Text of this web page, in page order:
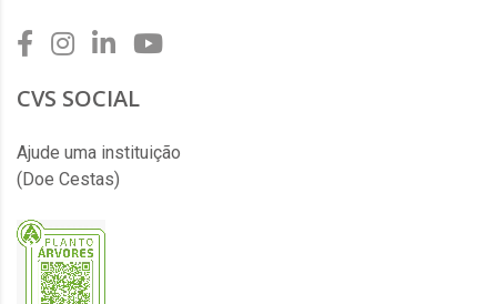
CVS SOCIAL
Ajude uma instituição
(Doe Cestas)